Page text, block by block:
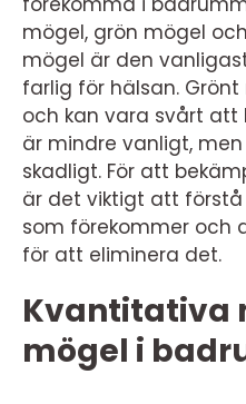
mögel, grön mögel
mögel är den
farlig för hälsan.
och kan vara svårt att
är mindre vanligt,
skadligt. För att
är det viktigt att
som förekommer och
för att eliminera det.
Kvantitativa
mögel i